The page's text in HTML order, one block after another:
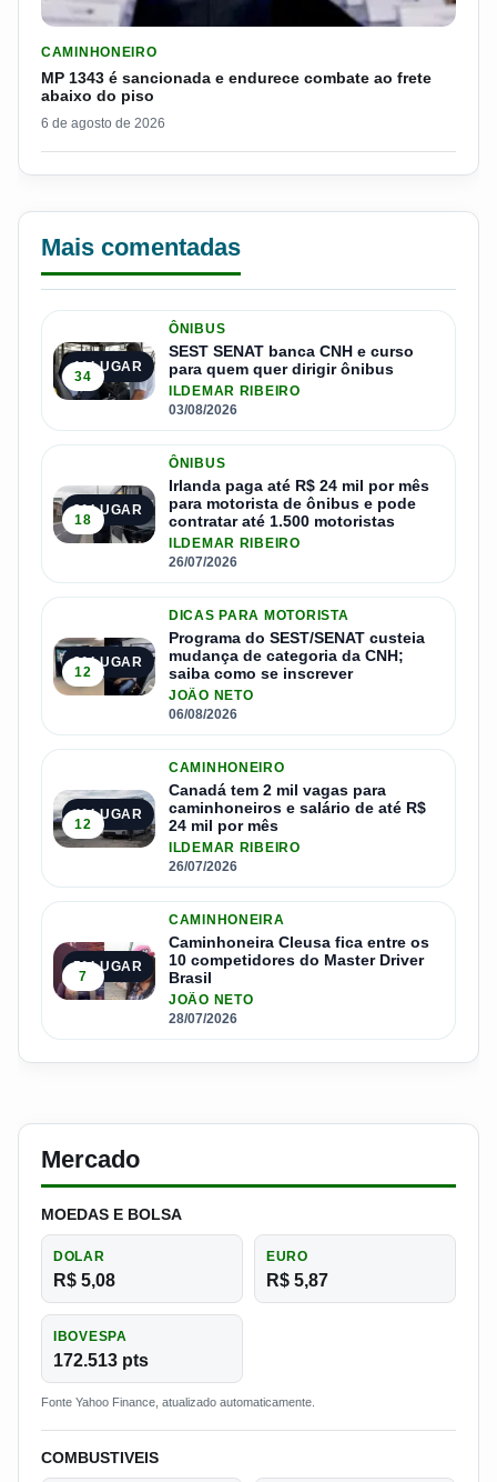
CAMINHONEIRO
MP 1343 é sancionada e endurece combate ao frete
abaixo do piso
6 de agosto de 2026
Mais comentadas
1º LUGAR
34
ÔNIBUS
SEST SENAT banca CNH e curso
para quem quer dirigir ônibus
ILDEMAR RIBEIRO
03/08/2026
2º LUGAR
18
ÔNIBUS
Irlanda paga até R$ 24 mil por mês
para motorista de ônibus e pode
contratar até 1.500 motoristas
ILDEMAR RIBEIRO
26/07/2026
3º LUGAR
12
DICAS PARA MOTORISTA
Programa do SEST/SENAT custeia
mudança de categoria da CNH;
saiba como se inscrever
JOÃO NETO
06/08/2026
4º LUGAR
12
CAMINHONEIRO
Canadá tem 2 mil vagas para
caminhoneiros e salário de até R$
24 mil por mês
ILDEMAR RIBEIRO
26/07/2026
5º LUGAR
7
CAMINHONEIRA
Caminhoneira Cleusa fica entre os
10 competidores do Master Driver
Brasil
JOÃO NETO
28/07/2026
Mercado
MOEDAS E BOLSA
DOLAR
R$ 5,08
EURO
R$ 5,87
IBOVESPA
172.513 pts
Fonte Yahoo Finance, atualizado automaticamente.
COMBUSTIVEIS